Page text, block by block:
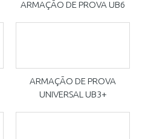
ARMAÇÃO DE PROVA UB6
ARMAÇÃO DE PROVA
UNIVERSAL UB3+